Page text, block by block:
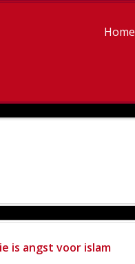
Home
is angst voor islam